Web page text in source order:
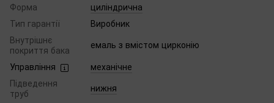
Форма
циліндрична
Тип гарантії
Виробник
Внутрішнє
покриття бака
емаль з вмістом цирконію
Управління
механічне
Підведення
труб
нижня